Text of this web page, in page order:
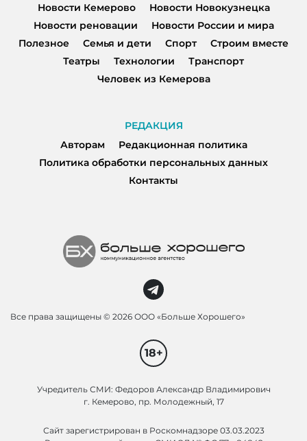
Новости Кемерово
Новости Новокузнецка
Новости реновации
Новости России и мира
Полезное
Семья и дети Спорт
Строим вместе
Театры
Технологии
Транспорт
Человек из Кемерова
РЕДАКЦИЯ
Авторам
Редакционная политика
Политика обработки персональных данных
Контакты
Все права защищены © 2026 ООО «Больше Хорошего»
18+
Учредитель СМИ: Федоров Александр Владимирович
г. Кемерово, пр. Молодежный, 17
Сайт зарегистрирован в Роскомнадзоре 03.03.2023